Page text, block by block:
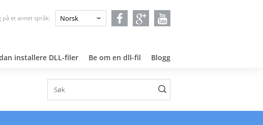
et annet språk:
installere DLL-filer Be om en dll-fil Blogg